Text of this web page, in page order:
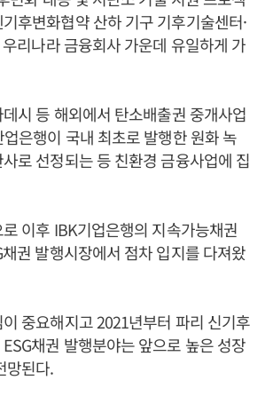
후변화협약 산하 기구 기후기술센터·
리나라 금융회사 가운데 유일하게 가
시 등 해외에서 탄소배출권 중개사업
은행이 국내 최초로 발행한 원화 녹
로 선정되는 등 친환경 금융사업에 집
이후 IBK기업은행의 지속가능채권
권 발행시장에서 점차 입지를 다져왔
중요해지고 2021년부터 파리 신기후
채권 발행분야는 앞으로 높은 성장
망된다.